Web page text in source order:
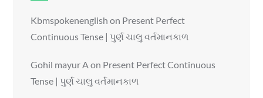
Kbmspokenenglish on Present Perfect
Continuous Tense | પુર્ણ ચાલુ વર્તમાનકાળ
Gohil mayur Aon Present Perfect Continuous
Tense | પુર્ણ ચાલુ વર્તમાનકાળ